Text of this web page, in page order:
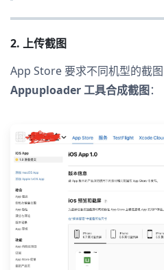
2. 上传截图
App Store 要求不同机型的截
Appuploader 工具合成截图：